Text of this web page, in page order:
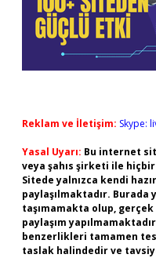
Reklam ve İletişim: Skype:
Yasal Uyarı: Bu internet
veya şahıs şirketi ile
Sitede yalnızca kendi
paylaşılmaktadır.
taşımamakta olup,
paylaşım
benzerlikleri tamamen
taslak halindedir ve